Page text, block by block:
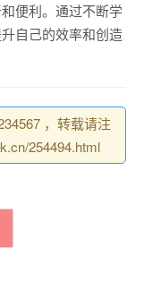
便利。通过不断学
自己的效率和创造
，转载请注
254494.html